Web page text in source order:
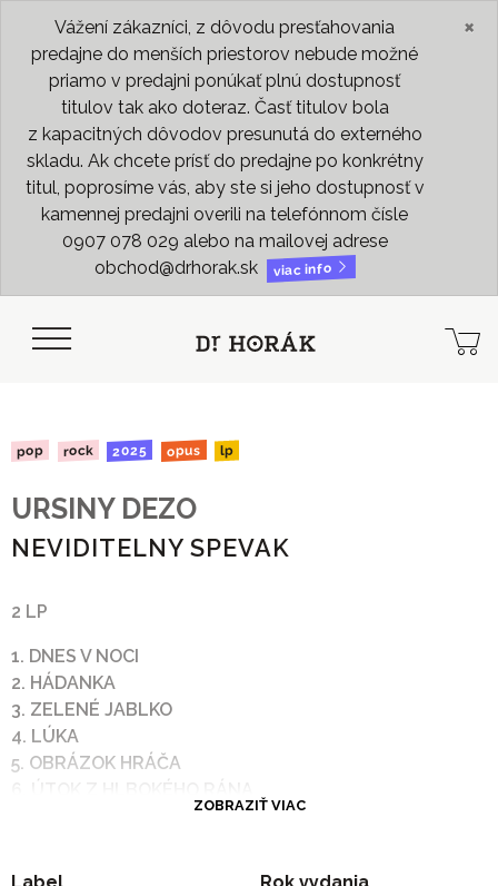
Vážení zákazníci, z dôvodu presťahovania
predajne do menších priestorov nebude možné
priamo v predajni ponúkať plnú dostupnosť
titulov tak ako doteraz. Časť titulov bola
z kapacitných dôvodov presunutá do externého
skladu. Ak chcete prísť do predajne po konkrétny
titul, poprosíme vás, aby ste si jeho dostupnosť v
kamennej predajni overili na telefónnom čísle
0907 078 029 alebo na mailovej adrese
obchod@drhorak.sk
viac info
×
pop rock 2025 opus lp
URSINY DEZO
NEVIDITELNY SPEVAK
2 LP
1. DNES V NOCI
2. HÁDANKA
3. ZELENÉ JABLKO
4. LÚKA
5. OBRÁZOK HRÁČA
ZOBRAZIŤ VIAC